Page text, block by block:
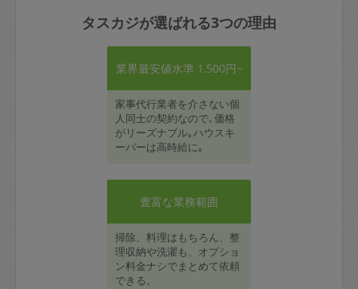
タスカジが選ばれる3つの理由
業界最安値水準 1,500円~
家事代行業者を介さない個
人同士の契約なので､価格
がリーズナブル｡ハウスキ
ーパーは高時給に｡
豊富な業務範囲
掃除、料理はもちろん、整
理収納や洗濯も、オプショ
ン料金ナシでまとめて依頼
できる。